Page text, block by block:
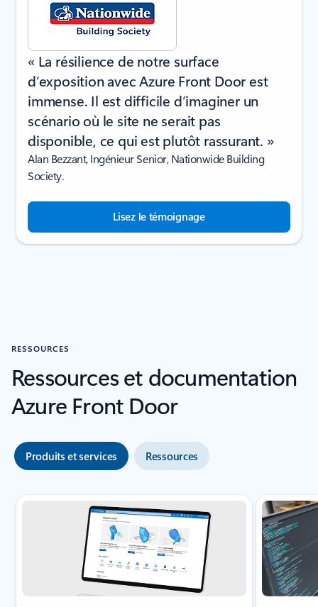
« La résilience de notre surface
d’exposition avec Azure Front Door est
immense. Il est difficile d’imaginer un
scénario où le site ne serait pas
disponible, ce qui est plutôt rassurant. »
Alan Bezzant, Ingénieur Senior, Nationwide Building
Society.
Lisez le témoignage
RESSOURCES
Ressources et documentation
Azure Front Door
Produits et services Ressources